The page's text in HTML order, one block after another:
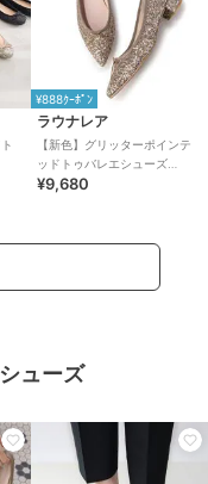
¥888ｸｰﾎﾟﾝ
ラウナレア
【新色】グリッターポインテ
ッドトゥバレエシューズ
(B9601A)
¥9,680
ューズ